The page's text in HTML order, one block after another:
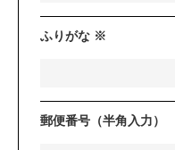
ふりがな ※
郵便番号（半角入力）